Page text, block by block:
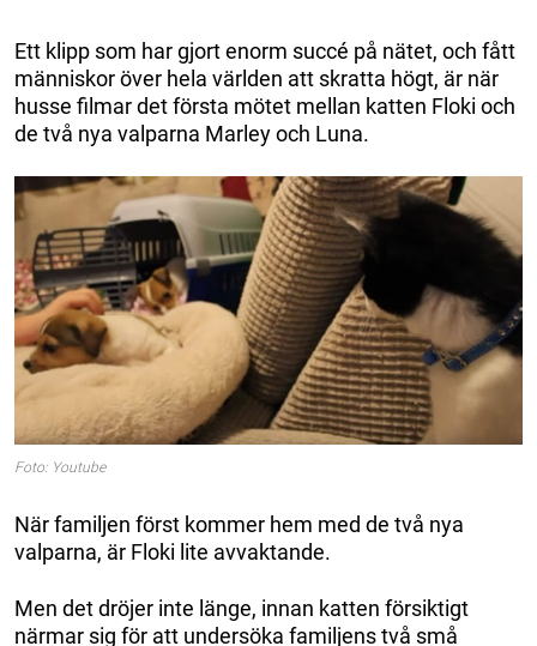
Ett klipp som har gjort enorm succé på nätet, och fått
människor över hela världen att skratta högt, är när
husse filmar det första mötet mellan katten Floki och
de två nya valparna Marley och Luna.
Foto: Youtube
När familjen först kommer hem med de två nya
valparna, är Floki lite avvaktande.
Men det dröjer inte länge, innan katten försiktigt
närmar sig för att undersöka familjens två små